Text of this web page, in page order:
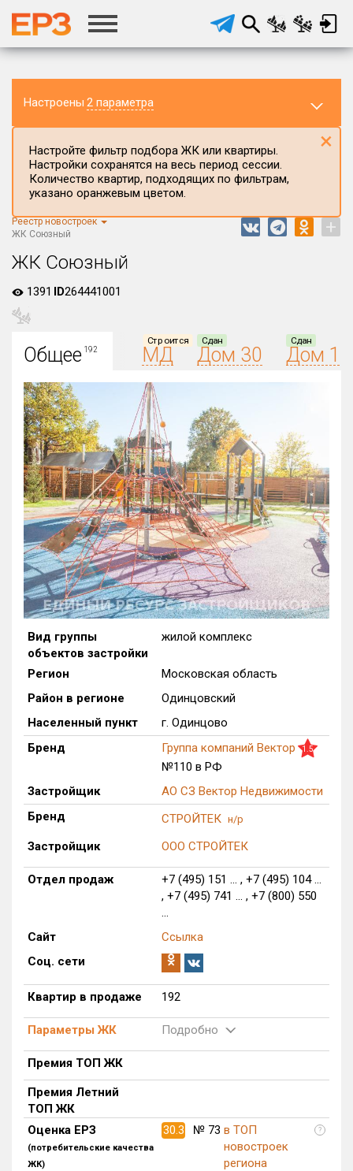
Настроены 2 параметра
Регион ЖК
Все
Населённый пункт
Все
Район в городе
Все
₽/м² млн ₽
Цена
от до
Общая площадь, м²
от до
Срок сдачи
от до
Вид объекта
Только новые
с продажами
Рейтинг ЕРЗ
Жилых комплексов
Многоквартирных домов
Блокированных домов
0 из 481
Поселков таунхаусов
Многоквартирных домов
0 из 55
Квартир, апартаментов,
блоков в БД
Настройте фильтр подбора ЖК или квартиры.
Настройки сохранятся на весь период сессии.
Количество квартир, подходящих по фильтрам,
указано оранжевым цветом.
×
Реестр новостроек
ЖК Союзный
+
ЖК Союзный
1391 ID264441001
Общее192
Строится
МД
Сдан
Дом 30
Сдан
Дом 13
Вид группы
объектов застройки
жилой комплекс
Регион
Московская область
Район в регионе
Одинцовский
Населенный пункт
г. Одинцово
Бренд
Группа компаний Вектор 1.5
№110 в РФ
Застройщик
АО СЗ Вектор Недвижимости
Бренд
СТРОЙТЕК н/р
Застройщик ООО СТРОЙТЕК
Отдел продаж
+7 (495) 151 ... , +7 (495) 104 ...
, +7 (495) 741 ... , +7 (800) 550
...
Сайт
Ссылка
Соц. сети
Квартир в продаже 192
Параметры ЖК Подробно
Премия ТОП ЖК
Премия Летний
ТОП ЖК
Оценка ЕРЗ
(потребительские качества
ЖК)
30.3 № 73 в ТОП
новостроек
региона
?